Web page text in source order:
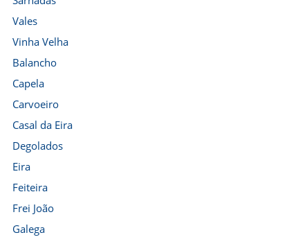
Vales
Vinha Velha
Balancho
Capela
Carvoeiro
Casal da Eira
Degolados
Eira
Feiteira
Frei João
Galega